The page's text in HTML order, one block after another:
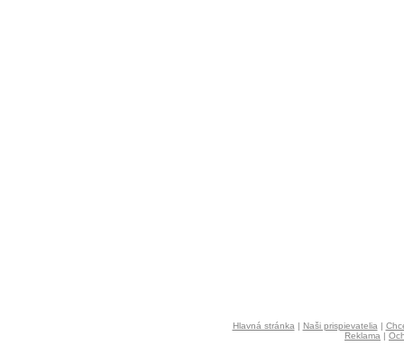
Hlavná stránka | Naši prispievatelia |
Reklama |